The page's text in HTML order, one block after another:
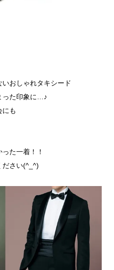
いおしゃれタキシード
った印象に…♪
にも
た一着！！
ださい(^_^)